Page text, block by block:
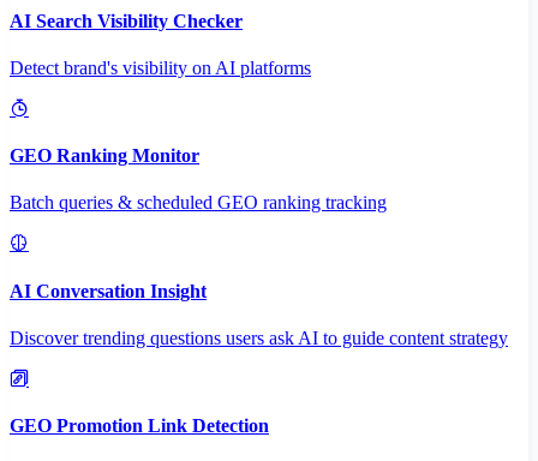
AI Search Visibility Checker
Detect brand's visibility on AI platforms
GEO Ranking Monitor
Batch queries & scheduled GEO ranking tracking
AI Conversation Insight
Discover trending questions users ask AI to guide content strategy
GEO Promotion Link Detection